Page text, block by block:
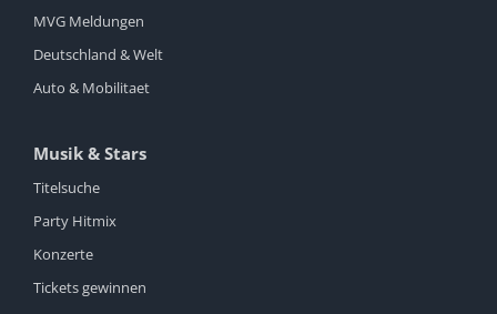
MVG Meldungen
Deutschland & Welt
Auto & Mobilitaet
Musik & Stars
Titelsuche
Party Hitmix
Konzerte
Tickets gewinnen